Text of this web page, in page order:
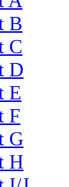
B
C
D
E
F
G
H